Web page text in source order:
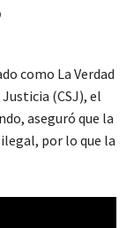
como La Verdad
(CSJ), el
aseguró que la
por lo que la